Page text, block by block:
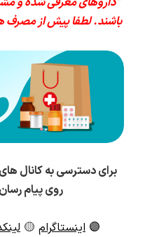
باشند. لطفا پیش از مصرف
برای دسترسی به کانال
روی پیام
🟣 اینستاگرام 🟡